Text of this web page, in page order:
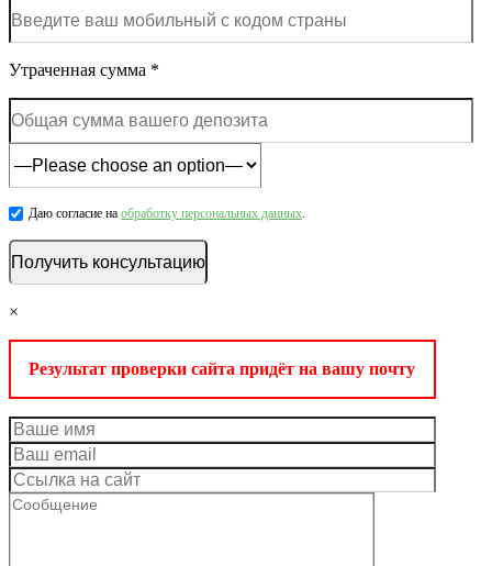
Утраченная сумма *
Даю согласие на обработку персональных данных.
×
Результат проверки сайта придёт на вашу почту